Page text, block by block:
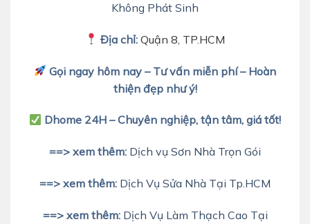
Không Phát Sinh
Địa chỉ: Quận 8, TP.HCM
Gọi ngay hôm nay – Tư vấn miễn phí – Hoàn
thiện đẹp như ý!
Dhome 24H – Chuyên nghiệp, tận tâm, giá tốt!
==> xem thêm: Dịch vụ Sơn Nhà Trọn Gói
==> xem thêm: Dịch Vụ Sửa Nhà Tại Tp.HCM
==> xem thêm: Dịch Vụ Làm Thạch Cao Tại